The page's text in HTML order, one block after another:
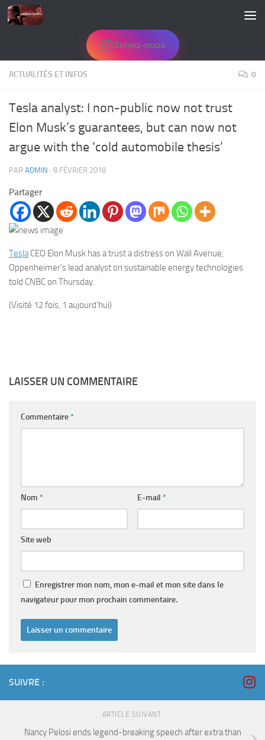
Skip to content
Suivez-nous
ACTUALITÉS ET INFOS 0
Tesla analyst: I non-public now not trust
Elon Musk’s guarantees, but can now not
argue with the ‘cold automobile thesis’
PAR ADMIN · 8 FÉVRIER 2018
Partager
TeslaCEO Elon Musk has a trust a distress on Wall Avenue,
Oppenheimer’s lead analyst on sustainable energy technologies
told CNBC on Thursday.
(Visité 12 fois, 1 aujourd'hui)
LAISSER UN COMMENTAIRE
Commentaire*
Nom * E-mail *
Site web
Enregistrer mon nom, mon e-mail et mon site dans le
navigateur pour mon prochain commentaire.
SUIVRE :
ARTICLE SUIVANT
Nancy Pelosi ends legend-breaking speech after extra than